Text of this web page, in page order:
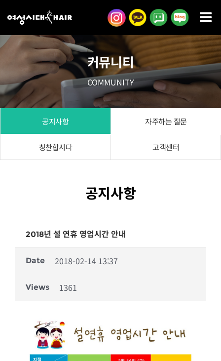
텐
츠
로
너
뛰
기
커뮤니티
COMMUNITY
공지사항 자주하는 질문
칭찬합시다 고객센터
공지사항
2018년 설 연휴 영업시간 안내
Date 2018-02-14 13:37
Views 1361